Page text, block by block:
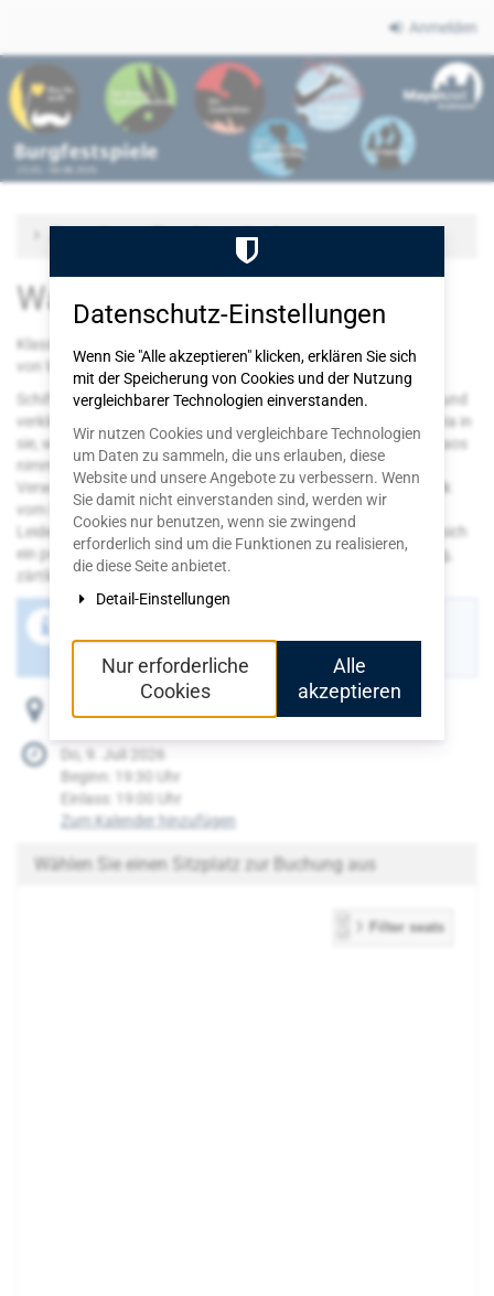
Inhalt
springen
Anmelden
Burgfestspiele
Mayen
Zu anderem Termin wechseln
Was ihr wollt
Klassische Komödie – Hauptbühne
von William Shakespeare
Schiffbruch, Maskerade, Liebeswirren: Viola strandet in Illyrien und
verkleidet sich als Mann. Schon bald verliebt sich die Gräfin Olivia in
sie, während Viola selbst den Herzog liebt – und das Gefühlschaos
nimmt seinen Lauf. Shakespeares funkelnde
Verwechslungskomödie erzählt mit Witz, Melancholie und Musik
vom Spiel der Liebe, vom Schein und vom Sein. Zwischen
Leidenschaft und Verwirrung, Sehnsucht und Humor entfaltet sich
ein poetisches Theaterfest über die Macht des Gefühls – schräg,
zärtlich und voller Leben.
Burgfrieden 8, 56727 Mayen
Do, 9. Juli 2026
Beginn:
19:30
Uhr
Einlass:
19:00
Uhr
Zum Kalender hinzufügen
Wählen Sie einen Sitzplatz zur Buchung aus
Datenschutz-Einstellungen
Wenn Sie "Alle akzeptieren" klicken, erklären Sie sich
mit der Speicherung von Cookies und der Nutzung
vergleichbarer Technologien einverstanden.
Wir nutzen Cookies und vergleichbare Technologien
um Daten zu sammeln, die uns erlauben, diese
Website und unsere Angebote zu verbessern. Wenn
Sie damit nicht einverstanden sind, werden wir
Cookies nur benutzen, wenn sie zwingend
erforderlich sind um die Funktionen zu realisieren,
die diese Seite anbietet.
Detail-Einstellungen
Nur erforderliche
Cookies
Alle
akzeptieren